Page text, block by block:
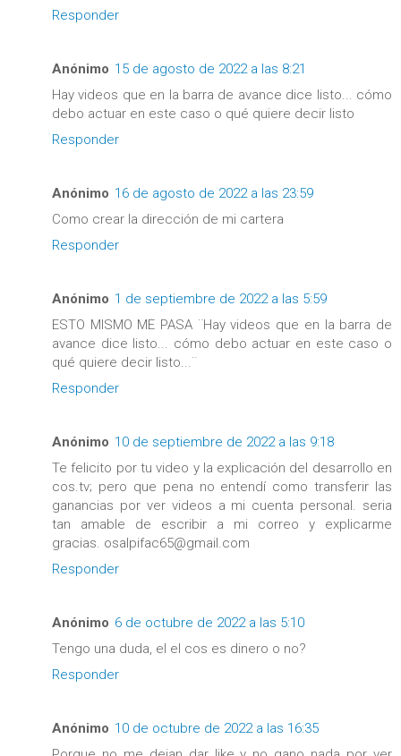
Responder
Anónimo 15 de agosto de 2022 a las 8:21
Hay videos que en la barra de avance dice listo... cómo
debo actuar en este caso o qué quiere decir listo
Responder
Anónimo 16 de agosto de 2022 a las 23:59
Como crear la dirección de mi cartera
Responder
Anónimo 1 de septiembre de 2022 a las 5:59
ESTO MISMO ME PASA ¨Hay videos que en la barra de
avance dice listo... cómo debo actuar en este caso o
qué quiere decir listo...¨
Responder
Anónimo 10 de septiembre de 2022 a las 9:18
Te felicito por tu video y la explicación del desarrollo en
cos.tv; pero que pena no entendí como transferir las
ganancias por ver videos a mi cuenta personal. seria
tan amable de escribir a mi correo y explicarme
gracias. osalpifac65@gmail.com
Responder
Anónimo 6 de octubre de 2022 a las 5:10
Tengo una duda, el el cos es dinero o no?
Responder
Anónimo 10 de octubre de 2022 a las 16:35